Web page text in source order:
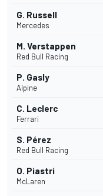
G. Russell
Mercedes
M. Verstappen
Red Bull Racing
P. Gasly
Alpine
C. Leclerc
Ferrari
S. Pérez
Red Bull Racing
O. Piastri
McLaren